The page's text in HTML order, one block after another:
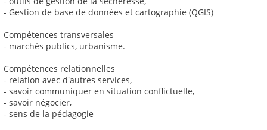
- Gestion de base de données et cartographie (QGIS)
Compétences transversales
- marchés publics, urbanisme.
Compétences relationnelles
- relation avec d'autres services,
- savoir communiquer en situation conflictuelle,
- savoir négocier,
- sens de la pédagogie